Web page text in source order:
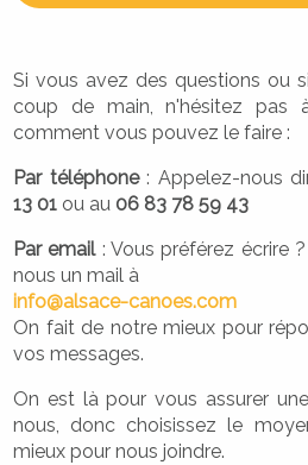
Si vous avez des questions ou
coup de main, n'hésitez pas
comment vous pouvez le faire :
Par téléphone: Appelez-nous
13 01 ou au 06 83 78 59 43
Par email: Vous préférez écrire
nous un mail à
info@alsace-canoes.com
On fait de notre mieux pour
vos messages.
On est là pour vous assurer
nous, donc choisissez le
mieux pour nous joindre.